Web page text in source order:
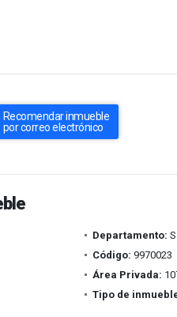
Recomendar inmueble
por correo electrónico
Departamento:
Código: 9970023
Área Privada:
Tipo de